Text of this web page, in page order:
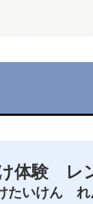
体験 レ
たいけん れ